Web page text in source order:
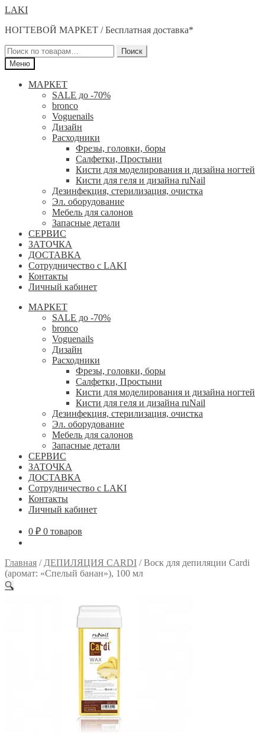
Перейти
навигации
Перейти
содержимому
LAKI
НОГТЕВОЙ МАРКЕТ / Бесплатная доставка*
Искать:
Поиск
Меню
МАРКЕТ
SALE до -70%
bronco
Voguenails
Дизайн
Расходники
Фрезы, головки, боры
Салфетки, Простыни
Кисти для моделирования и дизайна ногтей
Кисти для геля и дизайна ruNail
Дезинфекция, стерилизация, очистка
Эл. оборудование
Мебель для салонов
Запасные детали
СЕРВИС
ЗАТОЧКА
ДОСТАВКА
Сотрудничество с LAKI
Контакты
Личный кабинет
МАРКЕТ
SALE до -70%
bronco
Voguenails
Дизайн
Расходники
Фрезы, головки, боры
Салфетки, Простыни
Кисти для моделирования и дизайна ногтей
Кисти для геля и дизайна ruNail
Дезинфекция, стерилизация, очистка
Эл. оборудование
Мебель для салонов
Запасные детали
СЕРВИС
ЗАТОЧКА
ДОСТАВКА
Сотрудничество с LAKI
Контакты
Личный кабинет
0 ₽ 0 товаров
Главная / ДЕПИЛЯЦИЯ CARDI /Воск для депиляции Cardi
(аромат: «Спелый банан»), 100 мл
🔍